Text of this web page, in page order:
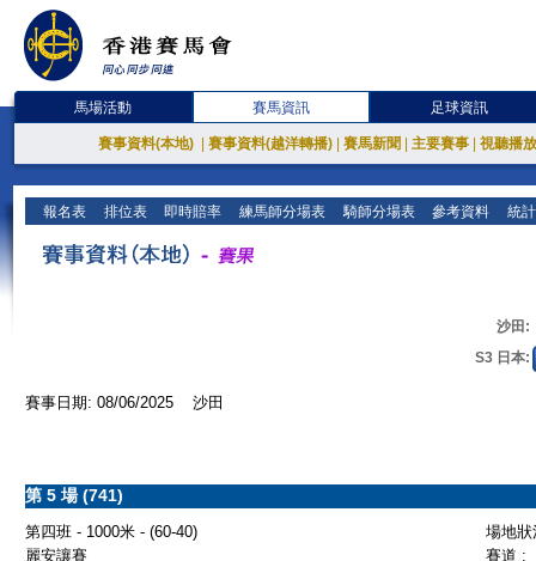
馬場活動 賽馬資訊 足球資訊
賽事資料(本地) 賽事資料(越洋轉播) 賽馬新聞 主要賽事 視聽播
報名表 排位表 即時賠率 練馬師分場表 騎師分場表 參考資料 統
沙田:
S3 日本:
賽事日期: 08/06/2025 沙田
第 5 場 (741)
第四班 - 1000米 - (60-40)
場地
麗安讓賽
賽道 :